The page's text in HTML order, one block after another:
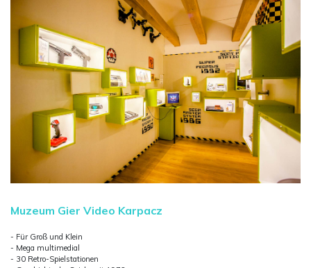
Muzeum Gier Video Karpacz
- Für Groß und Klein
- Mega multimedial
- 30 Retro-Spielstationen